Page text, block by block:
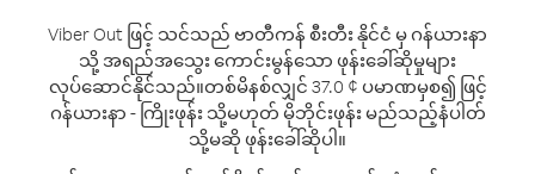
Viber Out ဖြင့် သင်သည် ဗာတီကန် စီးတီး နိုင်ငံ မှ ဂန်ယားနာ
သို့ အရည်အသွေး ကောင်းမွန်သော ဖုန်းခေါ်ဆိုမှုများ
လုပ်ဆောင်နိုင်သည်။တစ်မိနစ်လျှင် 37.0 ¢ ပမာဏမှစ၍ ဖြင့်
ဂန်ယားနာ - ကြိုးဖုန်း သို့မဟုတ် မိုဘိုင်းဖုန်း မည်သည့်နံပါတ်
သို့မဆို ဖုန်းခေါ်ဆိုပါ။